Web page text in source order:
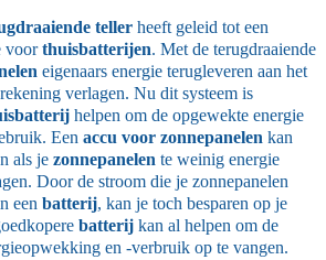
teller heeft geleid tot een
voorthuisbatterijen. Met de terugdraaiende
eigenaars energie terugleveren aan het
verlagen. Nu dit systeem is
helpen om de opgewekte energie
Een accu voor zonnepanelen kan
als je zonnepanelen te weinig energie
Door de stroom die je zonnepanelen
een batterij, kan je toch besparen op je
batterij kan al helpen om de
en -verbruik op te vangen.